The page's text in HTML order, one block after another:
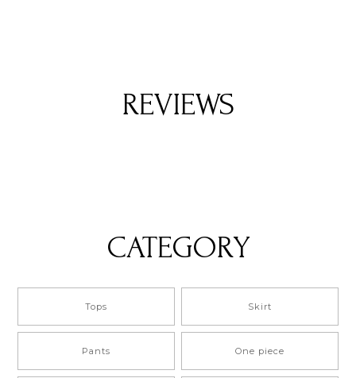
REVIEWS
CATEGORY
Tops Skirt
Pants One piece